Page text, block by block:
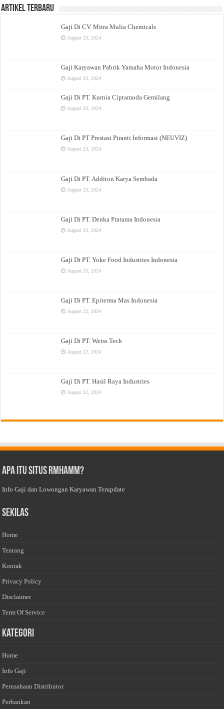
Artikel Terbaru
Gaji Di CV. Mitra Mulia Chemicals
August 23, 2024
Gaji Karyawan Pabrik Yamaha Motor Indonesia
August 23, 2024
Gaji Di PT. Kurnia Ciptamoda Gemilang
August 23, 2024
Gaji Di PT Prestasi Piranti Informasi (NEUVIZ)
August 23, 2024
Gaji Di PT. Additon Karya Sembada
August 23, 2024
Gaji Di PT. Denka Pratama Indonesia
August 23, 2024
Gaji Di PT. Yoke Food Industries Indonesia
August 23, 2024
Gaji Di PT. Epiterma Mas Indonesia
August 22, 2024
Gaji Di PT. Weiss Tech
August 22, 2024
Gaji Di PT. Hasil Raya Industries
August 22, 2024
Apa Itu Situs Rmhamm?
Info Gaji dan Lowongan Karyawan Terupdate
Sekilas
Home
Tentang
Kontak
Privacy Policy
Disclaimer
Term Of Service
Kategori
Home
Info Gaji
Perusahaan Distributor
Perbankan